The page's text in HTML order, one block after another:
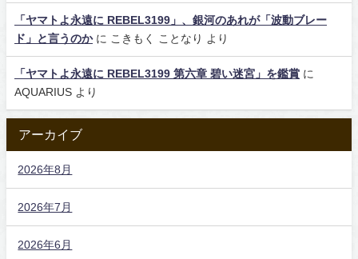
「ヤマトよ永遠に REBEL3199」、銀河のあれが「波動ブレー
ド」と言うのかに こきもく ことなり より
「ヤマトよ永遠に REBEL3199 第六章 碧い迷宮」を鑑賞 に
AQUARIUS より
アーカイブ
2026年8月
2026年7月
2026年6月